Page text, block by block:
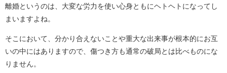
離婚というのは、大変な労力を使い心身ともにヘトヘトになってし
まいますよね。
そこにおいて、分かり合えないことや重大な出来事が根本的にお互
いの中にはありますので、傷つき方も通常の破局とは比べものにな
りません。